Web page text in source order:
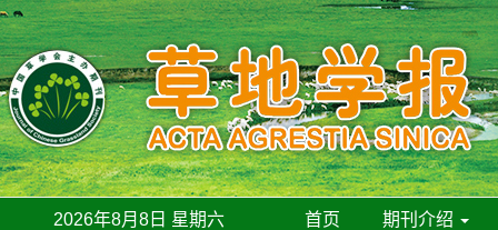
2026年8月8日 星期六 首页 期刊介绍